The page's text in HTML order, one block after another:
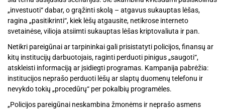
„investuoti“ dabar, o grąžinti skolą – atgavus sukauptas lėšas,
ragina „pasitikrinti“, kiek lėšų atgausite, netikrose interneto
svetainėse, vilioja atsiimti sukauptas lėšas kriptovaliuta ir pan.
Netikri pareigūnai ar tarpininkai gali prisistatyti policijos, finansų ar
kitų institucijų darbuotojais, raginti perduoti pinigus „saugoti“,
atskleisti informaciją ar įsidiegti programas. Kampanija pabrėžia:
institucijos neprašo perduoti lėšų ar slaptų duomenų telefonu ir
nevykdo tokių „procedūrų“ per pokalbių programėles.
„Policijos pareigūnai neskambina žmonėms ir neprašo asmens